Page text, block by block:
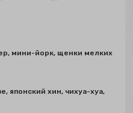
мини-йорк, щенки мелких
японский хин, чихуа-хуа,